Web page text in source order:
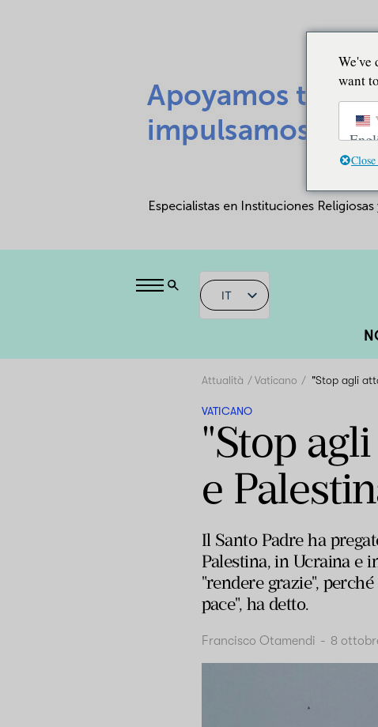
IT
Attualità Vaticano "Stop agli
VATICANO
"Stop
e
Il Santo Padre ha
Palestina, in Ucraina e
"rendere grazie",
pace", ha detto.
Francisco Otamendi - 8
We've
want